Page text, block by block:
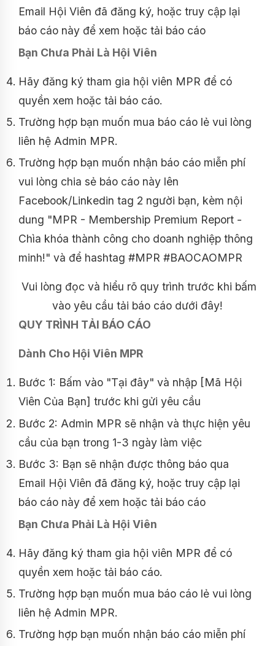
Email Hội Viên đã đăng ký, hoặc truy cập lại
báo cáo này để xem hoặc tải báo cáo
Bạn Chưa Phải Là Hội Viên
Hãy đăng ký tham gia hội viên MPR để có
quyền xem hoặc tải báo cáo.
Trường hợp bạn muốn mua báo cáo lẻ vui lòng
liên hệ Admin MPR.
Trường hợp bạn muốn nhận báo cáo miễn phí
vui lòng chia sẻ báo cáo này lên
Facebook/Linkedin tag 2 người bạn, kèm nội
dung "MPR - Membership Premium Report -
Chìa khóa thành công cho doanh nghiệp thông
minh!" và để hashtag #MPR #BAOCAOMPR
Vui lòng đọc và hiểu rõ quy trình trước khi bấm
vào yêu cầu tải báo cáo dưới đây!
QUY TRÌNH TẢI BÁO CÁO
Dành Cho Hội Viên MPR
Bước 1: Bấm vào "Tại đây" và nhập [Mã Hội
Viên Của Bạn] trước khi gửi yêu cầu
Bước 2: Admin MPR sẽ nhận và thực hiện yêu
cầu của bạn trong 1-3 ngày làm việc
Bước 3: Bạn sẽ nhận được thông báo qua
Email Hội Viên đã đăng ký, hoặc truy cập lại
báo cáo này để xem hoặc tải báo cáo
Bạn Chưa Phải Là Hội Viên
Hãy đăng ký tham gia hội viên MPR để có
quyền xem hoặc tải báo cáo.
Trường hợp bạn muốn mua báo cáo lẻ vui lòng
liên hệ Admin MPR.
Trường hợp bạn muốn nhận báo cáo miễn phí